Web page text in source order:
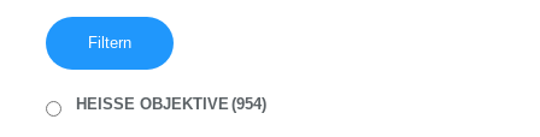
Filtern
HEISSE OBJEKTIVE(954)